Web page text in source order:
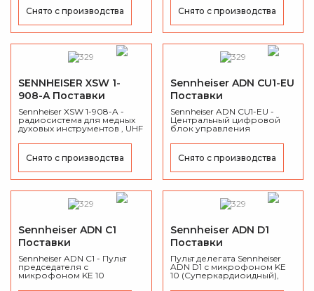
Снято с производства
Снято с производства
SENNHEISER XSW 1-
908-A Поставки
приостановлены
Sennheiser XSW 1-908-A -
радиосистема для медных
духовых инструментов , UHF
Снято с производства
Sennheiser ADN CU1-EU
Поставки
приостановлены
Sennheiser ADN CU1-EU -
Центральный цифровой
блок управления
Снято с производства
Sennheiser ADN C1
Поставки
приостановлены
Sennheiser ADN C1 - Пульт
председателя с
микрофоном KE 10
Sennheiser ADN D1
Поставки
приостановлены
Пульт делегата Sennheiser
ADN D1 с микрофоном KE
10 (Суперкардиоидный),